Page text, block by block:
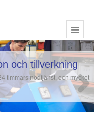
och tillverkning
timmars nödtjänst, och mycket